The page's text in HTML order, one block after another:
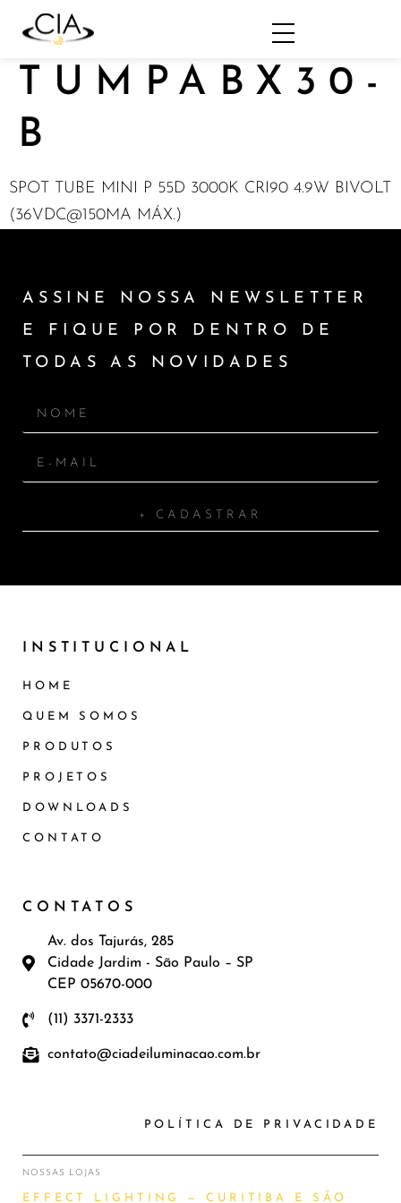
TUMPABX30-
B
SPOT TUBE MINI P 55D 3000K CRI90 4.9W BIVOLT
(36VDC@150MA MÁX.)
ASSINE NOSSA NEWSLETTER
E FIQUE POR DENTRO DE
TODAS AS NOVIDADES
+ CADASTRAR
INSTITUCIONAL
HOME
QUEM SOMOS
PRODUTOS
PROJETOS
DOWNLOADS
CONTATO
CONTATOS
Av. dos Tajurás, 285
Cidade Jardim - São Paulo – SP
CEP 05670-000
(11) 3371-2333
contato@ciadeiluminacao.com.br
POLÍTICA DE PRIVACIDADE
NOSSAS LOJAS
EFFECT LIGHTING — CURITIBA E SÃO